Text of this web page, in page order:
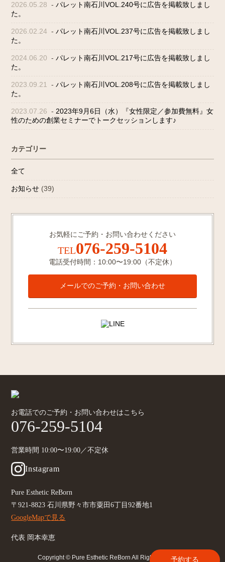
2026.05.28 -パレット南石川VOL.240号に広告を掲載致しまし
た。
2026.02.24 -パレット南石川VOL.237号に広告を掲載致しまし
た。
2024.06.20 -パレット南石川VOL.217号に広告を掲載致しまし
た。
2023.09.21 -パレット南石川VOL.208号に広告を掲載致しまし
た。
2023.07.26 -2023年9月6日（水）『女性限定／参加費無料』女
性のための創業セミナーでトークセッションします♪
カテゴリー
全て
お知らせ (39)
お気軽にご予約・お問い合わせください
TEL076-259-5104
電話受付時間：10:00〜19:00（不定休）
メールでのご予約・お問い合わせ
予約する
お電話でのご予約・お問い合わせはこちら
076-259-5104
営業時間 10:00〜19:00／不定休
Instagram
Pure Esthetic ReBorn
〒921-8823 石川県野々市市粟田6丁目92番地1
GoogleMapで見る
代表 岡本幸恵
Copyright © Pure Esthetic ReBorn All Rights Reserved.